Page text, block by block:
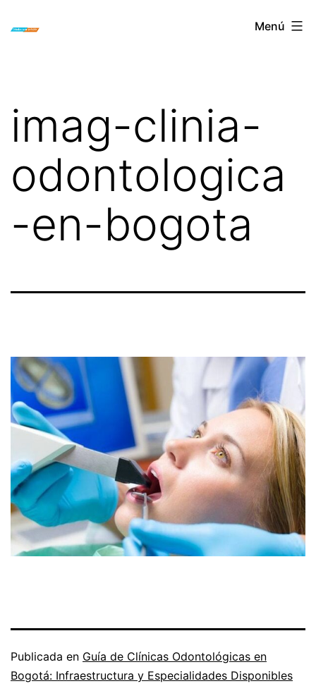
ORTODONCIA
Menú
imag-clinia-
odontologica
-en-bogota
Publicada en Guía de Clínicas Odontológicas en
Bogotá: Infraestructura y Especialidades Disponibles